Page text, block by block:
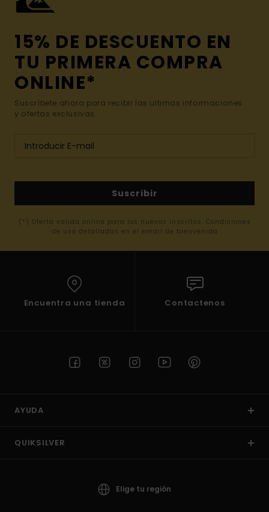
15% DE DESCUENTO EN
TU PRIMERA COMPRA
ONLINE*
Suscríbete ahora para recibir las ultimas informaciones
y ofertas exclusivas.
Suscribir
(*) Oferta valida online para los nuevos inscritos. Condiciones
de uso detalladas en el email de bienvenida
Encuentra una tienda Contactenos
AYUDA
QUIKSILVER
Elige tu región